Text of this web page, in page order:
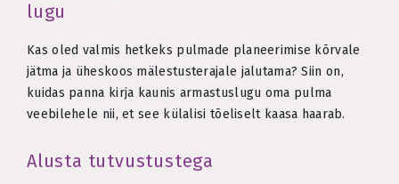
lugu
Kas oled valmis hetkeks pulmade planeerimise kõrvale
jätma ja üheskoos mälestusterajale jalutama? Siin on,
kuidas panna kirja kaunis armastuslugu oma pulma
veebilehele nii, et see külalisi tõeliselt kaasa haarab.
Alusta tutvustustega